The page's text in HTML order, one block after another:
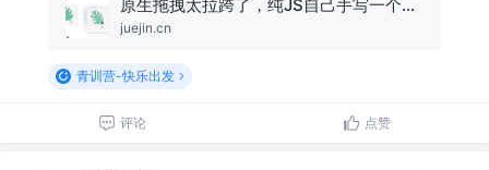
原生拖拽太拉跨了，纯JS自己手写一个拖拽效果，纵享丝滑
juejin.cn
青训营-快乐出发
评论 点赞